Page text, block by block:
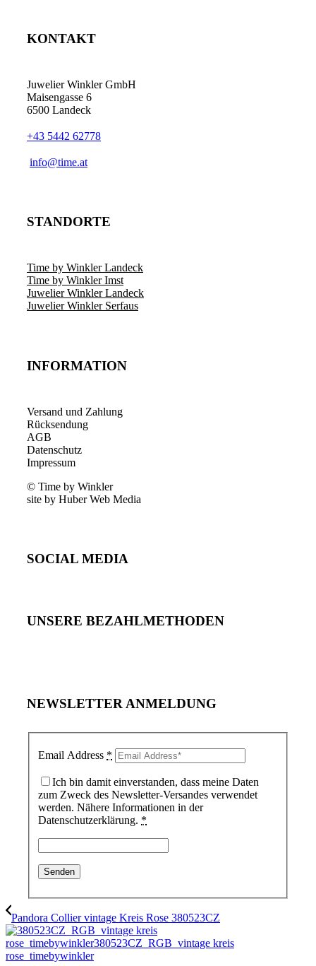
KONTAKT
Juwelier Winkler GmbH
Maisengasse 6
6500 Landeck
+43 5442 62778
info@time.at
STANDORTE
Time by Winkler Landeck
Time by Winkler Imst
Juwelier Winkler Landeck
Juwelier Winkler Serfaus
INFORMATION
Versand und Zahlung
Rücksendung
AGB
Datenschutz
Impressum
© Time by Winkler
site by Huber Web Media
SOCIAL MEDIA
UNSERE BEZAHLMETHODEN
NEWSLETTER ANMELDUNG
Email Address *
Ich bin damit einverstanden, dass meine Daten
zum Zweck des Newsletter-Versandes verwendet
werden. Nähere Informationen in der
Datenschutzerklärung. *
Pandora Collier vintage Kreis Rose 380523CZ